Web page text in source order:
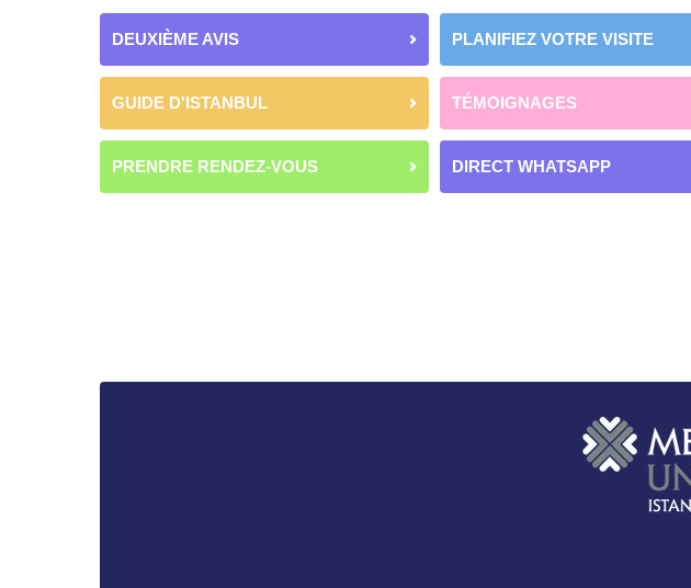
DEUXIÈME AVIS PLANIFIEZ VOTRE VISITE
GUIDE D'ISTANBUL TÉMOIGNAGES
PRENDRE RENDEZ-VOUS DIRECT WHATSAPP